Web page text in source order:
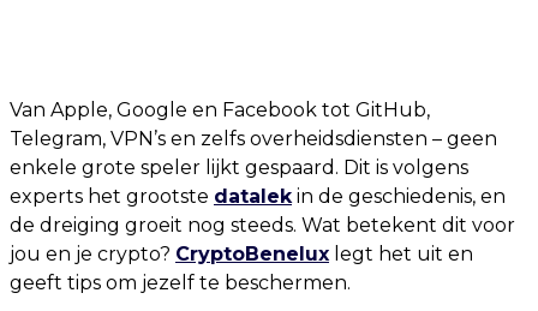
Van Apple, Google en Facebook tot GitHub,
Telegram, VPN’s en zelfs overheidsdiensten – geen
enkele grote speler lijkt gespaard. Dit is volgens
experts het grootste datalekin de geschiedenis, en
de dreiging groeit nog steeds. Wat betekent dit voor
jou en je crypto? CryptoBenelux legt het uit en
geeft tips om jezelf te beschermen.